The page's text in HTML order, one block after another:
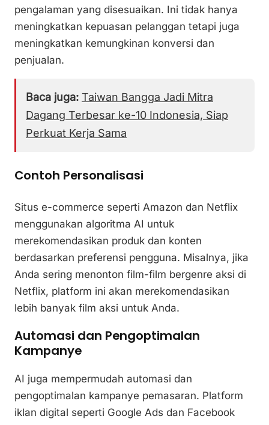
pengalaman yang disesuaikan. Ini tidak hanya
meningkatkan kepuasan pelanggan tetapi juga
meningkatkan kemungkinan konversi dan
penjualan.
Baca juga: Taiwan Bangga Jadi Mitra
Dagang Terbesar ke-10 Indonesia, Siap
Perkuat Kerja Sama
Contoh Personalisasi
Situs e-commerce seperti Amazon dan Netflix
menggunakan algoritma AI untuk
merekomendasikan produk dan konten
berdasarkan preferensi pengguna. Misalnya, jika
Anda sering menonton film-film bergenre aksi di
Netflix, platform ini akan merekomendasikan
lebih banyak film aksi untuk Anda.
Automasi dan Pengoptimalan
Kampanye
AI juga mempermudah automasi dan
pengoptimalan kampanye pemasaran. Platform
iklan digital seperti Google Ads dan Facebook